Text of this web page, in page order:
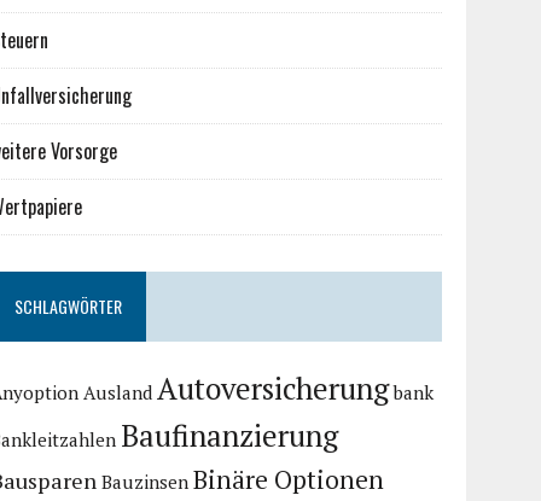
Vorsorge
SCHLAGWÖRTER
Ausland Autoversicherung bank
Baufinanzierung
Bauzinsen Binäre Optionen